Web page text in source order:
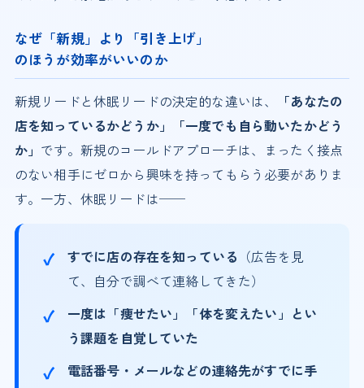
なぜ「新規」より「引き上げ」
のほうが効率がいいのか
新規リードと休眠リードの決定的な違いは、
「あなたの
店を知っているかどうか」「一度でも自ら動いたかどう
か」 です。新規のコールドアプローチは、まったく接点
のない相手にゼロから興味を持ってもらう必要がありま
す。一方、休眠リードは──
すでに店の存在を知っている （広告を見
て、自分で調べて連絡してきた）
一度は「痩せたい」「体を変えたい」とい
う課題を自覚していた
電話番号・メールなどの連絡先がすでに手